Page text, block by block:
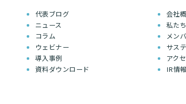
代表ブログ
ニュース
コラム
ウェビナー
導入事例
資料ダウンロード
会社
私た
メン
サス
アク
IR情報